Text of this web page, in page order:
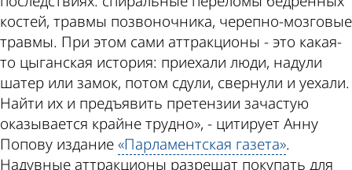
костей, травмы позвоночника, черепно-мозговые
травмы. При этом сами аттракционы - это какая-
то цыганская история: приехали люди, надули
шатер или замок, потом сдули, свернули и уехали.
Найти их и предъявить претензии зачастую
оказывается крайне трудно», - цитирует Анну
Попову издание«Парламентская газета».
Надувные аттракционы разрешат покупать для